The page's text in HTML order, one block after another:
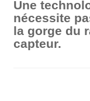
Une
nécessite
la gorge du
capteur.